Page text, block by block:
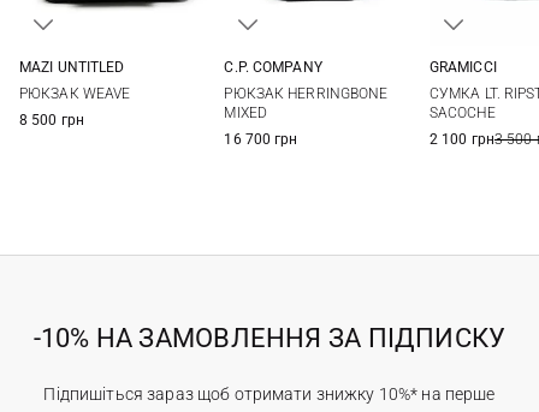
MAZI UNTITLED
РЮКЗАК WEAVE
8 500 грн
C.P. COMPANY
РЮКЗАК HERRINGBONE
MIXED
16 700 грн
GRAMICCI
СУМКА LT.
SACOCHE
2 100 грн3 500
-10% НА ЗАМОВЛЕННЯ ЗА ПІДПИСКУ
Підпишіться зараз щоб отримати знижку 10%* на перше